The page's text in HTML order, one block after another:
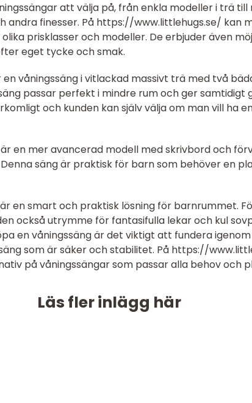
att välja på, från enkla modeller i trä
andra finesser. På https://www.littlehugs.se/ kan
prisklasser och modeller. De erbjuder även
eget tycke och smak.
våningssäng i vitlackad massivt trä med två
passar perfekt i mindre rum och ger samtidigt
och kunden kan själv välja om man vill ha
är en mer avancerad modell med skrivbord och
säng är praktisk för barn som behöver en
en smart och praktisk lösning för barnrummet.
också utrymme för fantasifulla lekar och kul
en våningssäng är det viktigt att fundera
som är säker och stabilitet. På https://
på våningssängar som passar alla behov och
Läs fler inlägg här